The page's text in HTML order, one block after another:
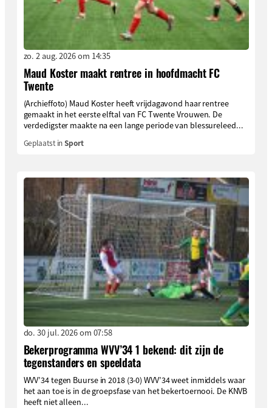
zo. 2 aug. 2026 om 14:35
Maud Koster maakt rentree in hoofdmacht FC
Twente
(Archieffoto) Maud Koster heeft vrijdagavond haar rentree
gemaakt in het eerste elftal van FC Twente Vrouwen. De
verdedigster maakte na een lange periode van blessureleed...
Geplaatst inSport
do. 30 jul. 2026 om 07:58
Bekerprogramma WVV’34 1 bekend: dit zijn de
tegenstanders en speeldata
WVV’34 tegen Buurse in 2018 (3-0) WVV’34 weet inmiddels waar
het aan toe is in de groepsfase van het bekertoernooi. De KNVB
heeft niet alleen...